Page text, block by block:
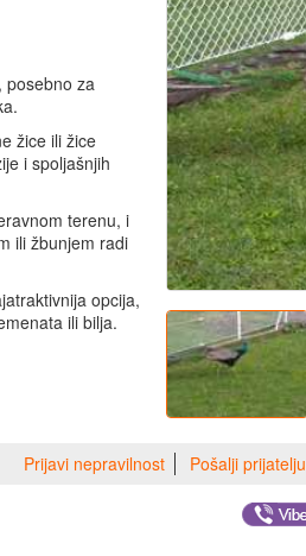
posebno za
žice ili žice
i spoljašnjih
terenu, i
ili žbunjem radi
opcija,
ili bilja.
Prijavi nepravilnost Pošalji prijatelju